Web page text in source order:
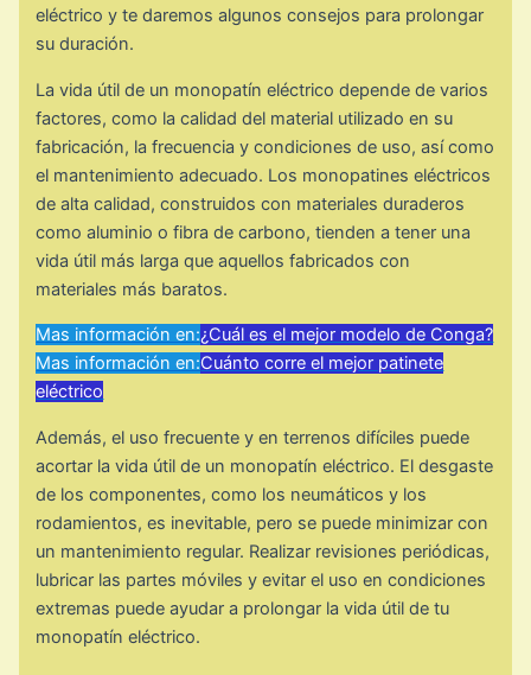
eléctrico y te daremos algunos consejos para prolongar
su duración.
La vida útil de un monopatín eléctrico depende de varios
factores, como la calidad del material utilizado en su
fabricación, la frecuencia y condiciones de uso, así como
el mantenimiento adecuado. Los monopatines eléctricos
de alta calidad, construidos con materiales duraderos
como aluminio o fibra de carbono, tienden a tener una
vida útil más larga que aquellos fabricados con
materiales más baratos.
Mas información en:¿Cuál es el mejor modelo de Conga?
Mas información en:Cuánto corre el mejor patinete
eléctrico
Además, el uso frecuente y en terrenos difíciles puede
acortar la vida útil de un monopatín eléctrico. El desgaste
de los componentes, como los neumáticos y los
rodamientos, es inevitable, pero se puede minimizar con
un mantenimiento regular. Realizar revisiones periódicas,
lubricar las partes móviles y evitar el uso en condiciones
extremas puede ayudar a prolongar la vida útil de tu
monopatín eléctrico.